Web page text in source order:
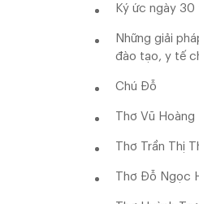
Ký ức ngày
Những giải
đào tạo, y tế
Chú Đỗ
Thơ Vũ
Thơ Trần Thị
Thơ Đỗ Ngọc